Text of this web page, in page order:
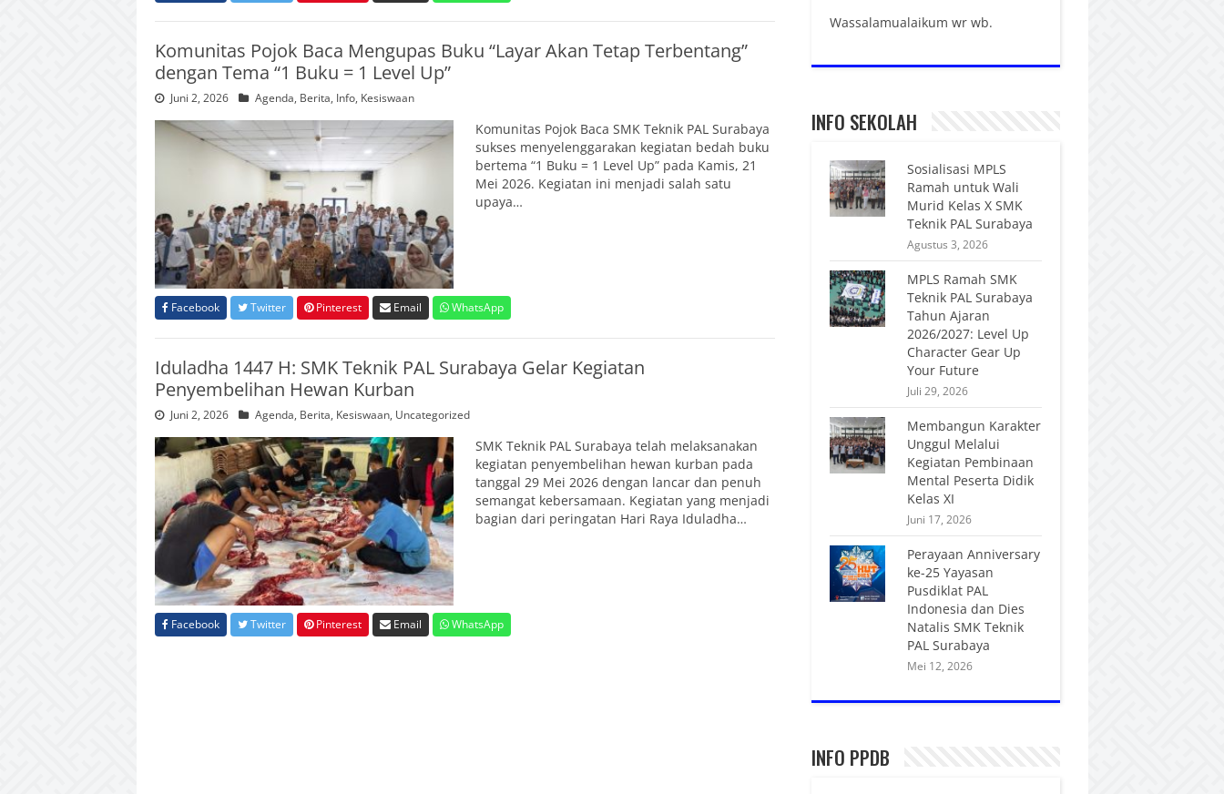
Komunitas Pojok Baca Mengupas Buku “Layar Akan Tetap Terbentang”
dengan Tema “1 Buku = 1 Level Up”
Juni 2, 2026 Agenda, Berita, Info, Kesiswaan
Komunitas Pojok Baca SMK Teknik PAL Surabaya
sukses menyelenggarakan kegiatan bedah buku
bertema “1 Buku = 1 Level Up” pada Kamis, 21
Mei 2026. Kegiatan ini menjadi salah satu
upaya…
Facebook Twitter Pinterest Email WhatsApp
Iduladha 1447 H: SMK Teknik PAL Surabaya Gelar Kegiatan
Penyembelihan Hewan Kurban
Juni 2, 2026 Agenda, Berita, Kesiswaan, Uncategorized
SMK Teknik PAL Surabaya telah melaksanakan
kegiatan penyembelihan hewan kurban pada
tanggal 29 Mei 2026 dengan lancar dan penuh
semangat kebersamaan. Kegiatan yang menjadi
bagian dari peringatan Hari Raya Iduladha…
Facebook Twitter Pinterest Email WhatsApp
Wassalamualaikum wr wb.
INFO SEKOLAH
Sosialisasi MPLS
Ramah untuk Wali
Murid Kelas X SMK
Teknik PAL Surabaya
Agustus 3, 2026
MPLS Ramah SMK
Teknik PAL Surabaya
Tahun Ajaran
2026/2027: Level Up
Character Gear Up
Your Future
Juli 29, 2026
Membangun Karakter
Unggul Melalui
Kegiatan Pembinaan
Mental Peserta Didik
Kelas XI
Juni 17, 2026
Perayaan Anniversary
ke-25 Yayasan
Pusdiklat PAL
Indonesia dan Dies
Natalis SMK Teknik
PAL Surabaya
Mei 12, 2026
INFO PPDB